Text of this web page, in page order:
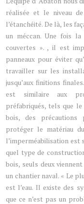
réalisée et le niveau
l’étanchéité. De là, les
un méccan. Une fois
couvertes ». , il est
panneaux pour éviter
travailler sur les
jusqu’aux finitions
est similaire aux
préfabriqués, tels que
bois, des précautions
protéger le matériau
l’imperméabilisation est
quel type de
bois, seuls deux
un chantier naval. « Le
est l’eau. Il existe des
que ce n’est pas un